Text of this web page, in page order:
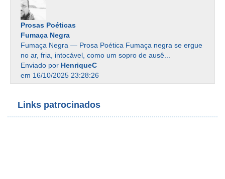
Prosas Poéticas
Fumaça Negra
Fumaça Negra — Prosa Poética Fumaça negra se ergue
no ar, fria, intocável, como um sopro de ausê...
Enviado por HenriqueC
em 16/10/2025 23:28:26
Links patrocinados